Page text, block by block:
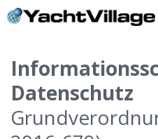
Datenschutz